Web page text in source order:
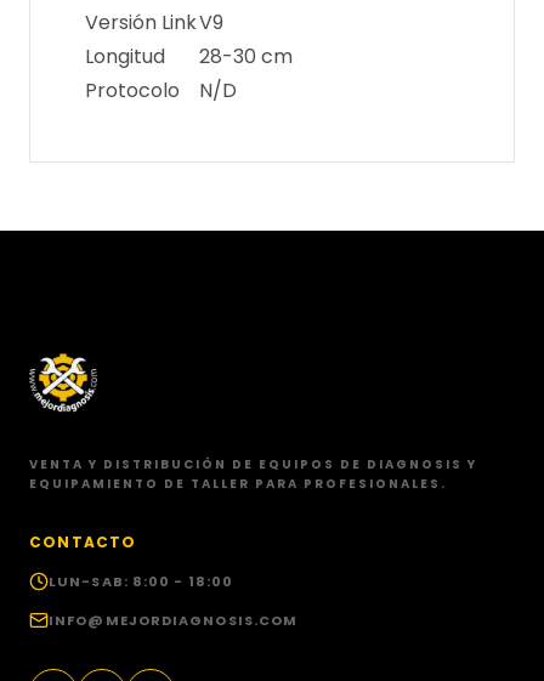
Versión LinkV9
Longitud
28-30 cm
Protocolo
N/D
VENTA Y DISTRIBUCIÓN DE EQUIPOS DE DIAGNOSIS Y
EQUIPAMIENTO DE TALLER PARA PROFESIONALES.
CONTACTO
LUN-SAB: 8:00 - 18:00
INFO@MEJORDIAGNOSIS.COM